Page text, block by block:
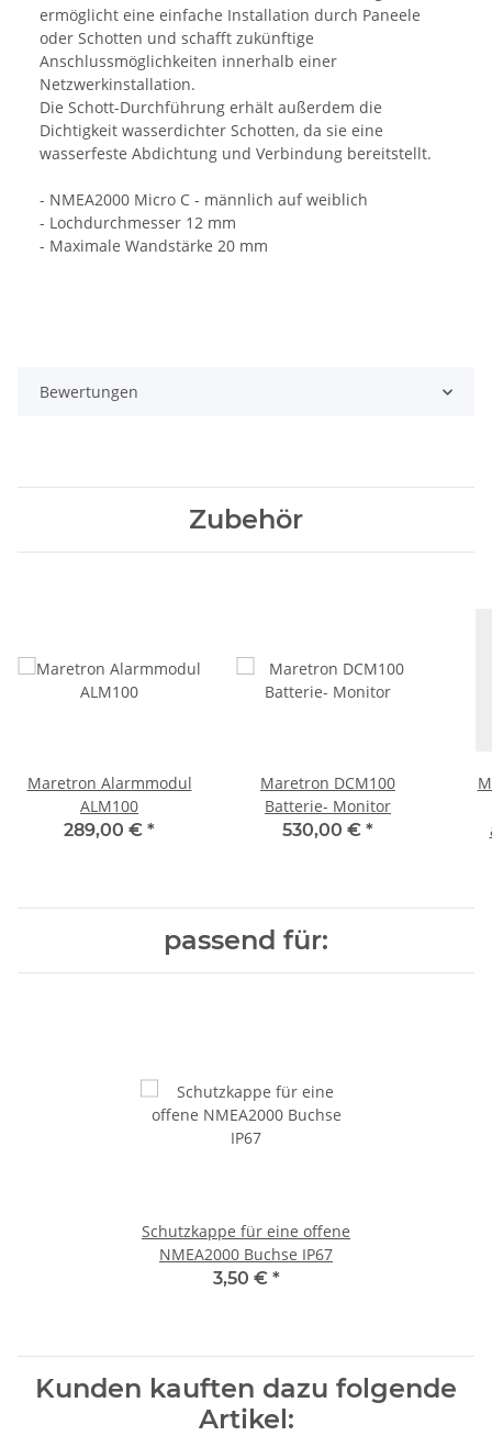
ermöglicht eine einfache Installation durch Paneele
oder Schotten und schafft zukünftige
Anschlussmöglichkeiten innerhalb einer
Netzwerkinstallation.
Die Schott-Durchführung erhält außerdem die
Dichtigkeit wasserdichter Schotten, da sie eine
wasserfeste Abdichtung und Verbindung bereitstellt.
- NMEA2000 Micro C - männlich auf weiblich
- Lochdurchmesser 12 mm
- Maximale Wandstärke 20 mm
Bewertungen
Zubehör
Maretron Alarmmodul
ALM100
289,00 € *
Maretron DCM100
Batterie- Monitor
530,00 € *
passend für:
Schutzkappe für eine offene
NMEA2000 Buchse IP67
3,50 € *
Kunden kauften dazu folgende
Artikel: